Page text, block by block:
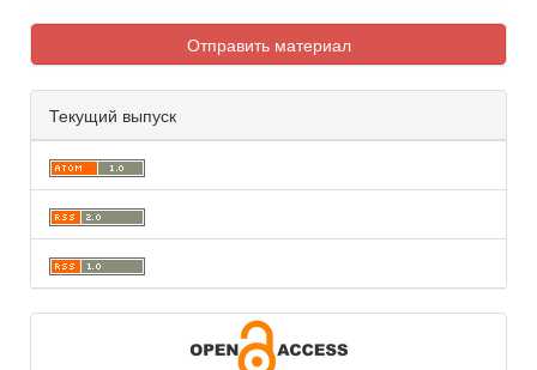
Отправить материал
Текущий выпуск